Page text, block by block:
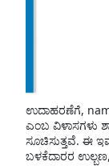
ಉದಾಹರಣೆಗೆ,
ಎಂಬ ವಿಳಾಸಗಳು
ಸೂಚಿಸುತ್ತವೆ. ಈ
ಬಳಕೆದಾರರ